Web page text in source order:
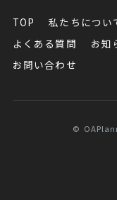
TOP 私たちについ
よくある質問
お知
お問い合わせ
©